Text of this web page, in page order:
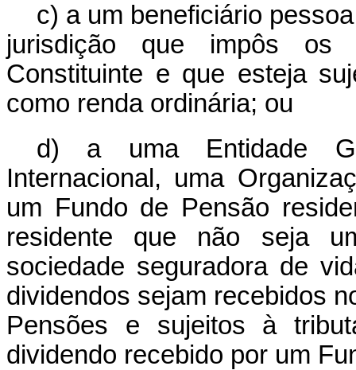
c) a um beneficiário
jurisdição que impôs os
Constituinte e que esteja
como renda ordinária; ou
d) a uma Entidade
Internacional, uma
um Fundo de Pensão
residente que não seja
sociedade seguradora de
dividendos sejam recebidos
Pensões e sujeitos à
dividendo recebido por um